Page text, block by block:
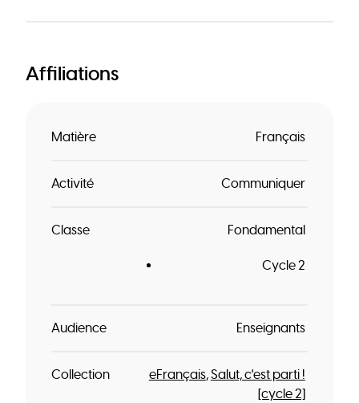
Affiliations
Matière Français
Activité Communiquer
Classe Fondamental
Cycle 2
Audience Enseignants
Collection eFrançais Salut, c'est parti !
[cycle 2]